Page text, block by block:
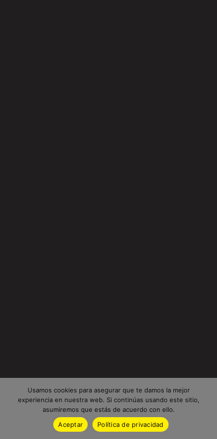
Usamos cookies para asegurar que te damos la mejor
experiencia en nuestra web. Si continúas usando este sitio,
asumiremos que estás de acuerdo con ello.
Aceptar
Política de privacidad